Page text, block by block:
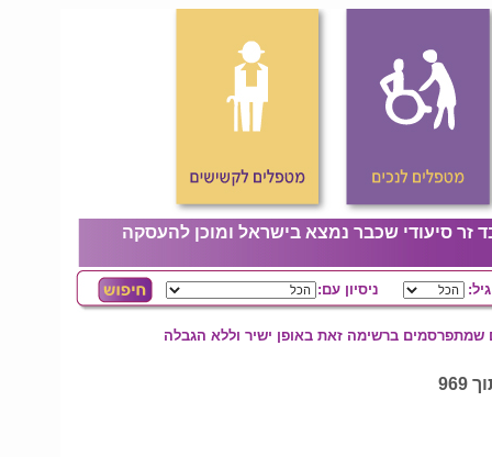
זר סיעודי שכבר נמצא בישראל ומוכן להעסקה
גיל: ניסיון עם:
שמתפרסמים ברשימה זאת באופן ישיר וללא הגבלה